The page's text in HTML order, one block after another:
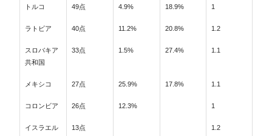
トルコ 49点 4.9% 18.9% 1
ラトビア 40点 11.2% 20.8% 1.2
スロバキア
共和国
33点 1.5% 27.4% 1.1
メキシコ 27点 25.9% 17.8% 1.1
コロンビア 26点 12.3% 1
イスラエル 13点 1.2